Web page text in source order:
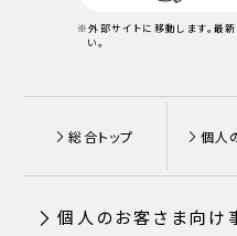
※外部サイトに移動します。 最
い。
総合トップ 個人
個人のお客さま向け